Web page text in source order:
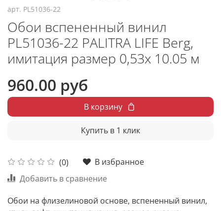
арт. PL51036-22
Обои вспененный винил
PL51036-22 PALITRA LIFE Berg,
имитация размер 0,53х 10.05 м
(0)
В избранное
Добавить в сравнение
960.00 руб
В корзину
Купить в 1 клик
Обои на флизелиновой основе, вспененный винил,